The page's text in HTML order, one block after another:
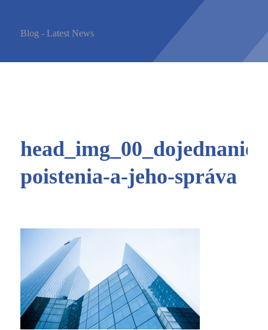
Blog - Latest News
head_img_00_dojednanie-
poistenia-a-jeho-správa